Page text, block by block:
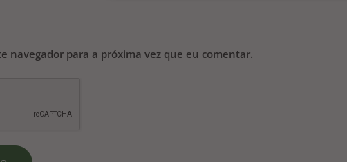
navegador para a próxima vez que eu comentar.